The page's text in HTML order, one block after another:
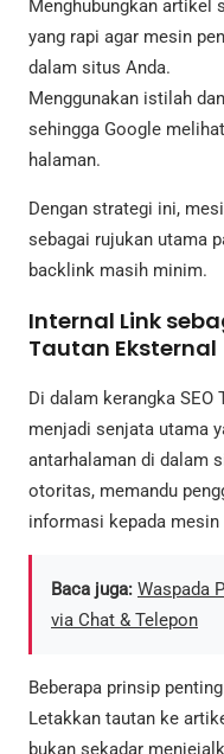
Menghubungkan artikel
yang rapi agar mesin
dalam situs Anda.
Menggunakan istilah
sehingga Google
halaman.
Dengan strategi ini,
sebagai rujukan utama
backlink masih minim.
Internal Link
Tautan Eksternal
Di dalam kerangka
menjadi senjata utama
antarhalaman di dalam
otoritas, memandu
informasi kepada mesin
Baca juga: Waspada
via Chat & Telepon
Beberapa prinsip
Letakkan tautan ke
bukan sekadar